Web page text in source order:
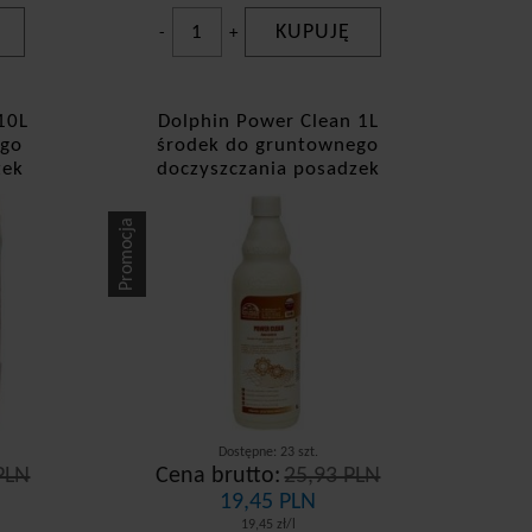
- + KUPUJĘ
Dolphin Power Clean 1L
środek do gruntownego
doczyszczania posadzek
Dostępne: 23 szt.
Cena brutto: 25,93 PLN
19,45 PLN
19,45 zł/l
Promocja